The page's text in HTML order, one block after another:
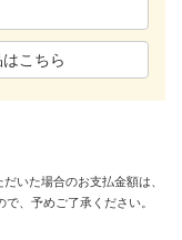
こちら
いた場合のお支払金額は、
、予めご了承ください。